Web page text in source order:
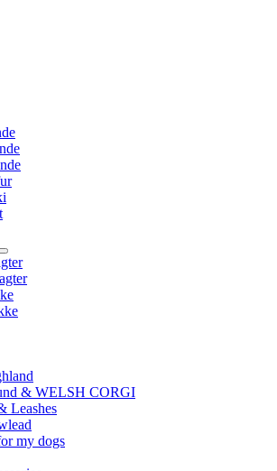
& WELSH CORGI
Leashes
my dogs